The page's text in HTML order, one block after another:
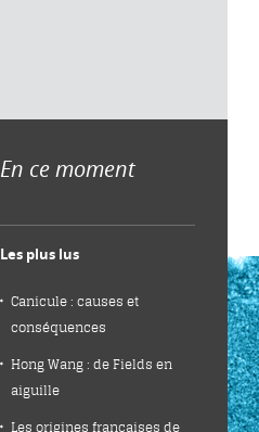
En ce moment
Les plus lus
Canicule : causes et
conséquences
Hong Wang : de Fields en
aiguille
Les origines françaises de